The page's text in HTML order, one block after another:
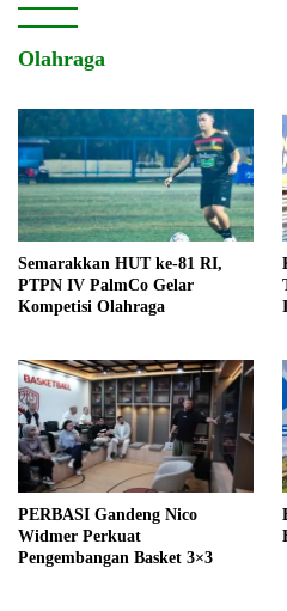
Olahraga
Semarakkan HUT ke-81 RI,
PTPN IV PalmCo Gelar
Kompetisi Olahraga
PERBASI Gandeng Nico
Widmer Perkuat
Pengembangan Basket 3×3